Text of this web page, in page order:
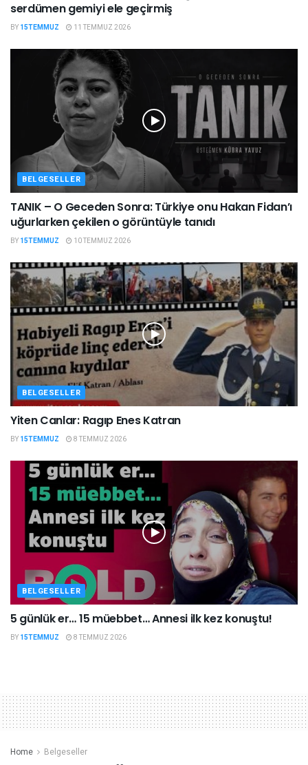
serdümen gemiyi ele geçirmiş
BY 15TEMMUZ 11 TEMMUZ 2026
BELGESELLER
TANIK – O Geceden Sonra: Türkiye onu Hakan Fidan’ı
uğurlarken çekilen o görüntüyle tanıdı
BY 15TEMMUZ 10 TEMMUZ 2026
BELGESELLER
Yiten Canlar: Ragıp Enes Katran
BY 15TEMMUZ 8 TEMMUZ 2026
BELGESELLER
5 günlük er… 15 müebbet… Annesi ilk kez konuştu!
BY 15TEMMUZ 8 TEMMUZ 2026
Home Belgeseller